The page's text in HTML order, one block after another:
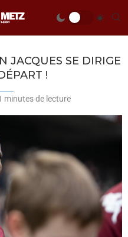
JACQUES SE DIRIGE
!
minutes de lecture